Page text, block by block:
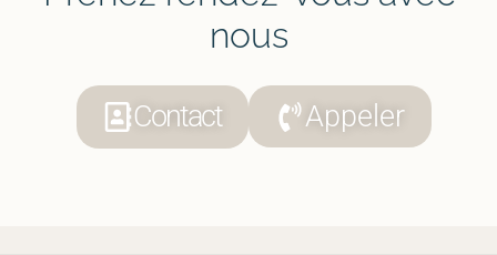
nous
Contact Appeler